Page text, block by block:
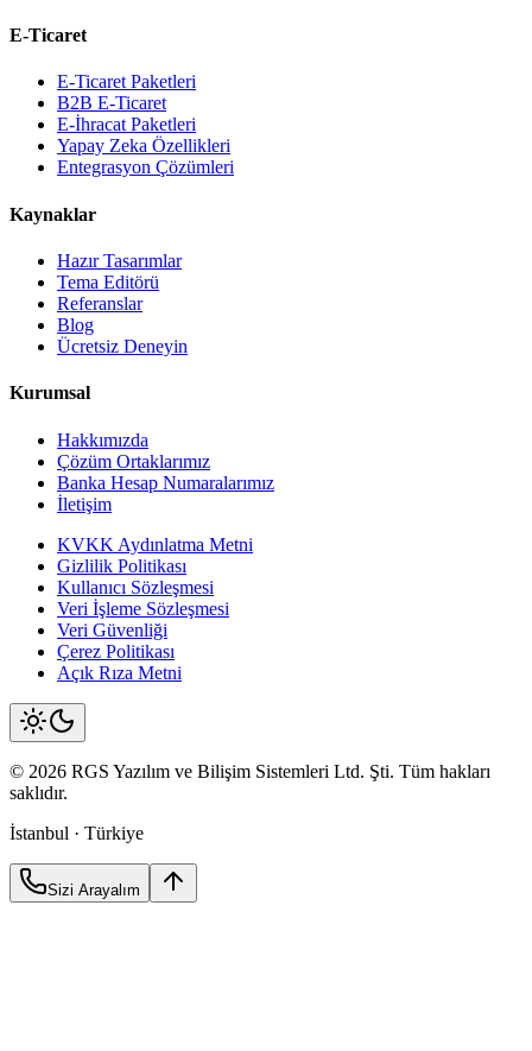
E-Ticaret
E-Ticaret Paketleri
B2B E-Ticaret
E-İhracat Paketleri
Yapay Zeka Özellikleri
Entegrasyon Çözümleri
Kaynaklar
Hazır Tasarımlar
Tema Editörü
Referanslar
Blog
Ücretsiz Deneyin
Kurumsal
Hakkımızda
Çözüm Ortaklarımız
Banka Hesap Numaralarımız
İletişim
KVKK Aydınlatma Metni
Gizlilik Politikası
Kullanıcı Sözleşmesi
Veri İşleme Sözleşmesi
Veri Güvenliği
Çerez Politikası
Açık Rıza Metni
© 2026 RGS Yazılım ve Bilişim Sistemleri Ltd. Şti. Tüm hakları
saklıdır.
İstanbul · Türkiye
Sizi Arayalım